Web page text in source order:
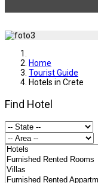
Home
Tourist Guide
Hotels in Crete
Find Hotel